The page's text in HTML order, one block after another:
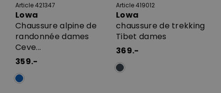
Article 421347
Lowa
Chaussure alpine de
randonnée dames
Ceve...
359.-
Article 419012
Lowa
chaussure de trekking
Tibet dames
369.-